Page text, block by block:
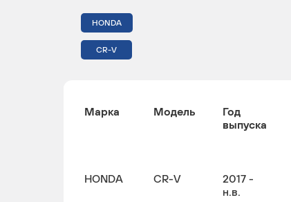
HONDA
CR-V
Марка Модель
Год
выпуска
HONDA CR-V
2017 -
н.в.